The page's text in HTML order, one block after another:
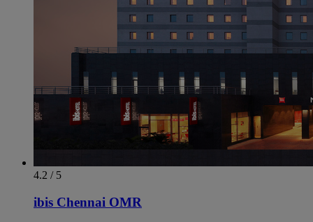
4.2 / 5
ibis Chennai OMR